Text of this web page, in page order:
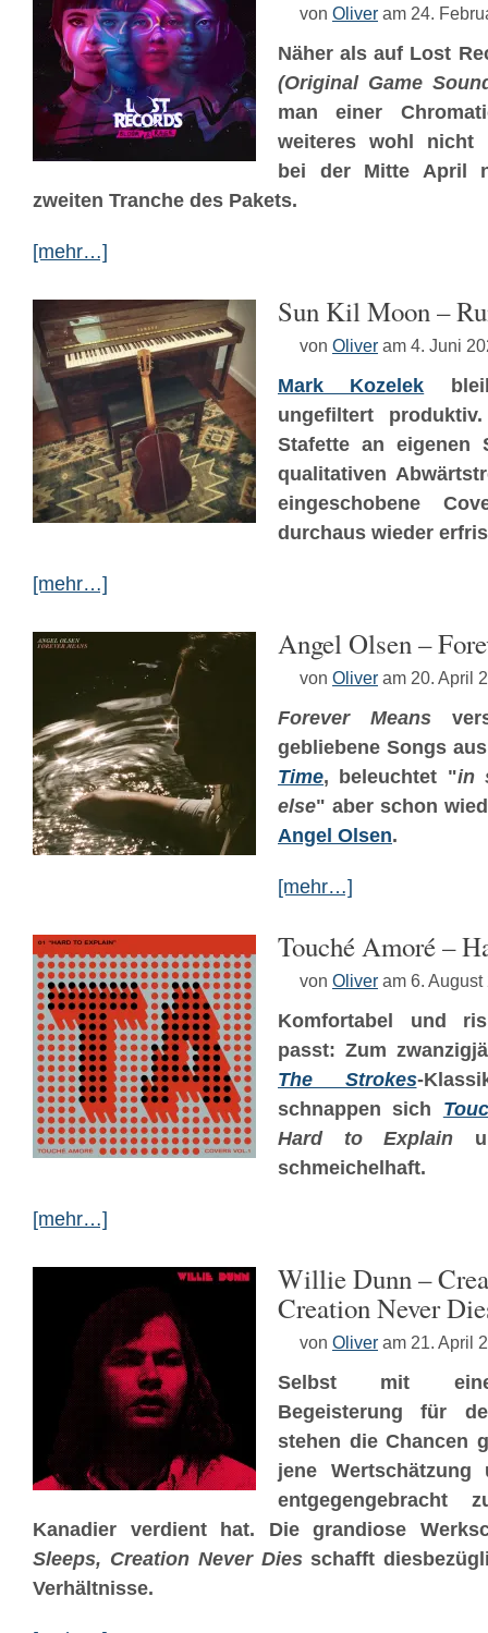
von Oliver am 24.
Näher als auf Lost
(Original Game
man einer
weiteres wohl nicht
bei der Mitte April
zweiten Tranche des Pakets.
[mehr…]
Sun Kil Moon –
von Oliver am 4. Juni
Mark Kozelek
ungefiltert
Stafette an eigenen
qualitativen
eingeschobene
durchaus wieder
[mehr…]
Angel Olsen –
von Oliver am 20. April
Forever Means
gebliebene Songs
Time, beleuchtet "in
else" aber schon
Angel Olsen.
[mehr…]
Touché Amoré –
von Oliver am 6. August
Komfortabel und
passt: Zum
The Strokes-
schnappen sich
Hard to Explain
schmeichelhaft.
[mehr…]
Willie Dunn –
Creation Never
von Oliver am 21. April
Selbst mit
Begeisterung für
stehen die Chancen
jene Wertschätzung
Kanadier verdient hat. Die grandiose
Sleeps, Creation Never Diesschafft
Verhältnisse.